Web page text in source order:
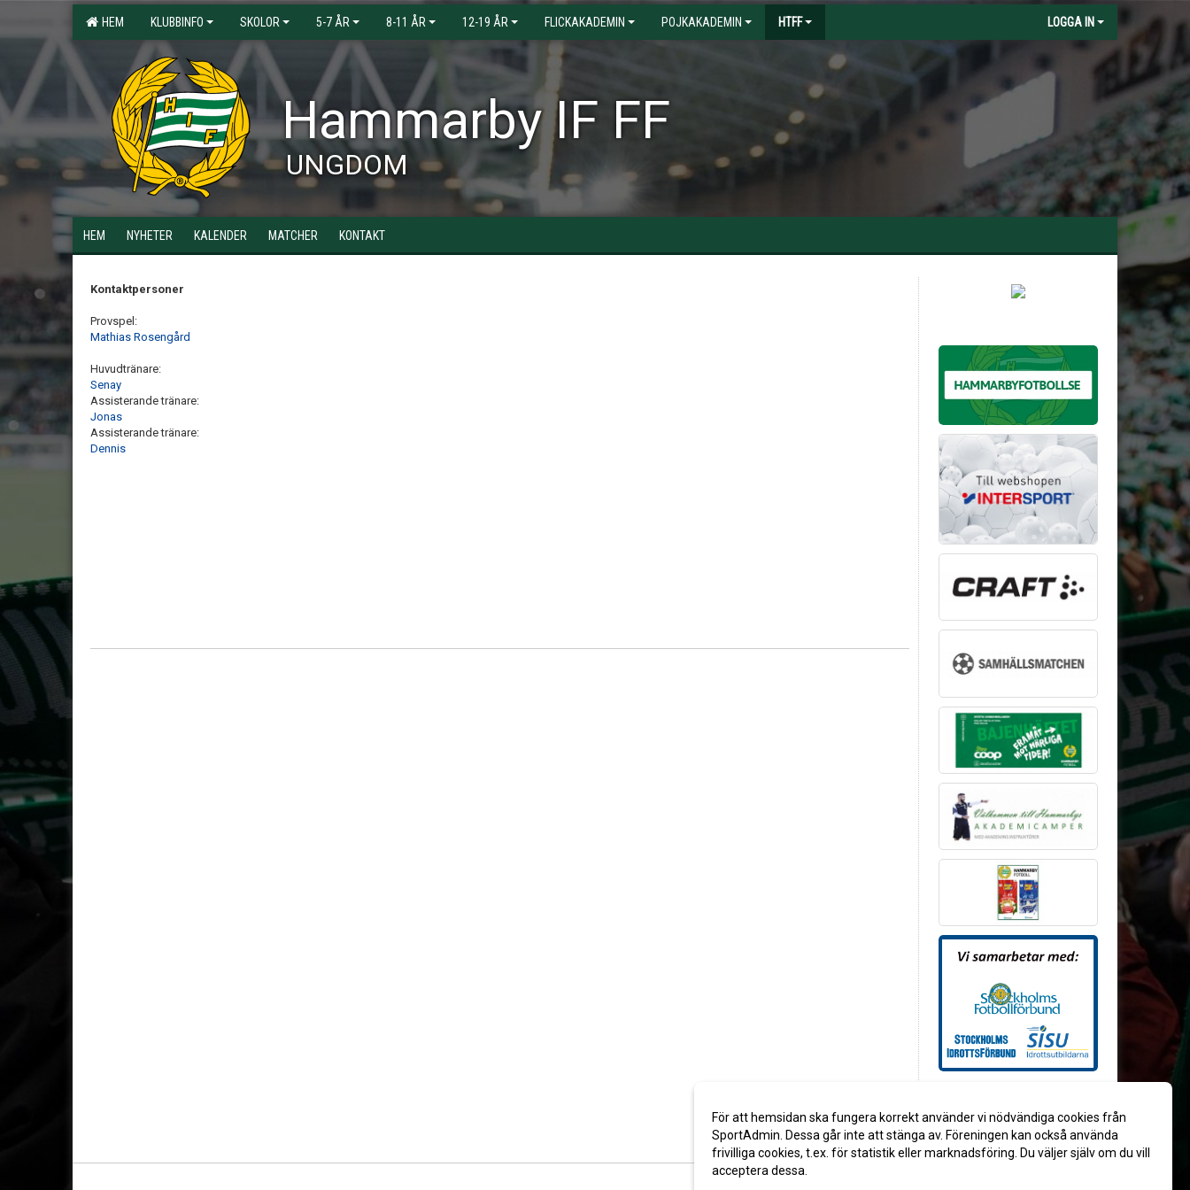
HEM KLUBBINFO SKOLOR 5-7 ÅR 8-11 ÅR 12-19 ÅR FLICKAKADEMIN POJKAKADEMIN HTFF LOGGA IN
Hammarby IF FF
UNGDOM
HEM NYHETER KALENDER MATCHER KONTAKT
Kontaktpersoner
Provspel:
Mathias Rosengård
Huvudtränare:
Senay
Assisterande tränare:
Jonas
Assisterande tränare:
Dennis
För att hemsidan ska fungera korrekt använder vi nödvändiga cookies från
SportAdmin. Dessa går inte att stänga av. Föreningen kan också använda
frivilliga cookies, t.ex. för statistik eller marknadsföring. Du väljer själv om du vill
acceptera dessa.